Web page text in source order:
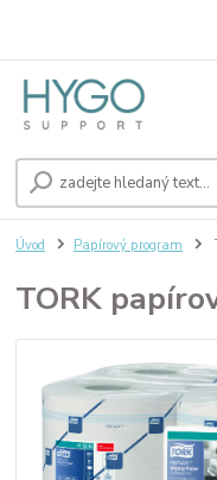
Úvod Papírový program
TORK